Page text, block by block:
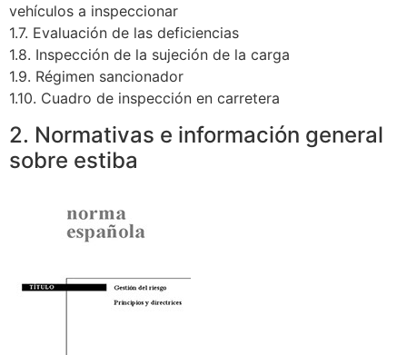
vehículos a inspeccionar
1.7. Evaluación de las deficiencias
1.8. Inspección de la sujeción de la carga
1.9. Régimen sancionador
1.10. Cuadro de inspección en carretera
2. Normativas e información general
sobre estiba